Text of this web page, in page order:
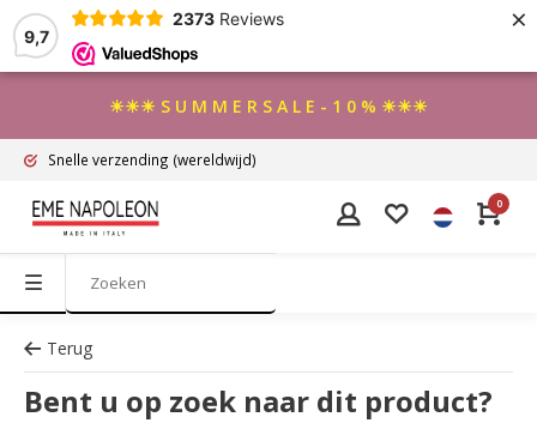
9,7
2373 Reviews ×
☀☀☀ S U M M E R S A L E - 1 0 % ☀☀☀
Snelle verzending (wereldwijd)
0
Terug
Bent u op zoek naar dit product?